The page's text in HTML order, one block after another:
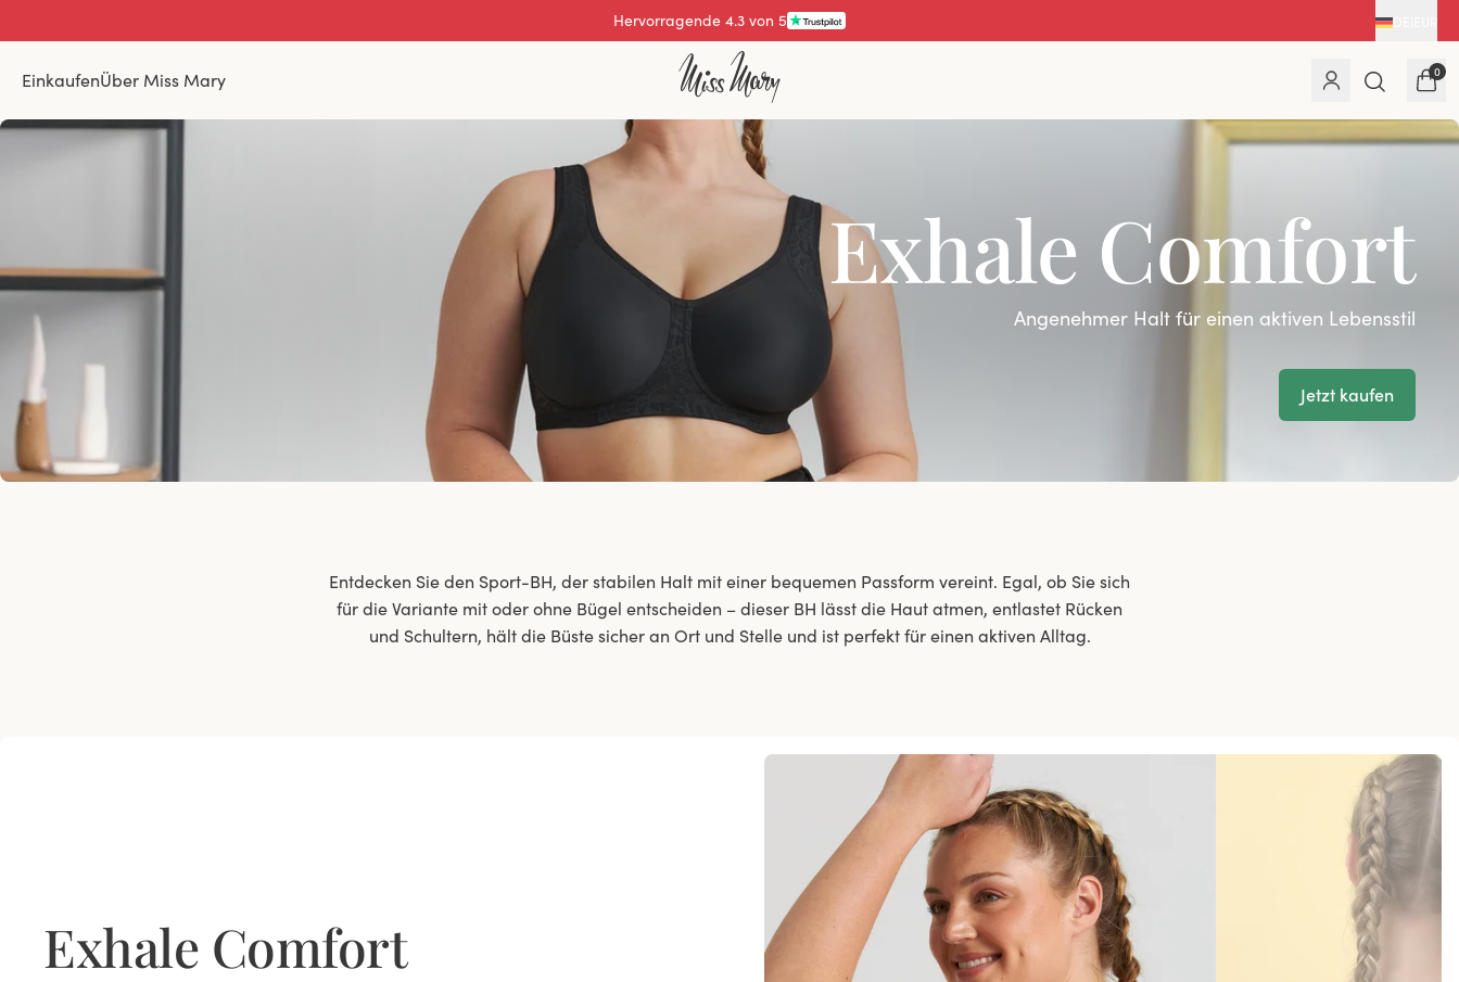
Hervorragende 4.3 von 5
EinkaufenÜber Miss Mary 0
Exhale Comfort
Angenehmer Halt für einen aktiven Lebensstil
Jetzt kaufen
Entdecken Sie den Sport-BH, der stabilen Halt mit einer bequemen Passform vereint. Egal, ob Sie sich
für die Variante mit oder ohne Bügel entscheiden – dieser BH lässt die Haut atmen, entlastet Rücken
und Schultern, hält die Büste sicher an Ort und Stelle und ist perfekt für einen aktiven Alltag.
Exhale Comfort